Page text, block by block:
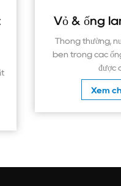
mát nước
làm mát chảy
và chất làm lạnh